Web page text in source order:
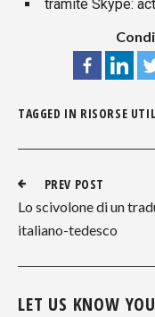
tramite Skype:
TAGGED IN RISORSE
PREV POST
Lo scivolone di un
italiano-tedesco
LET US KNOW